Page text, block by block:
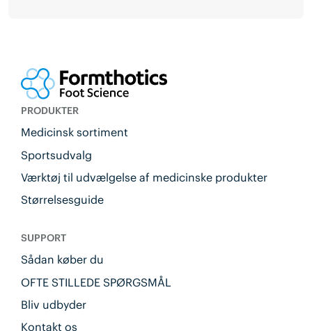
PRODUKTER
Medicinsk sortiment
Sportsudvalg
Værktøj til udvælgelse af medicinske produkter
Størrelsesguide
SUPPORT
Sådan køber du
OFTE STILLEDE SPØRGSMÅL
Bliv udbyder
Kontakt os